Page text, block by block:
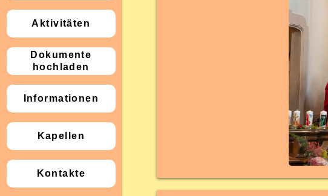
Aktivitäten
Dokumente
hochladen
Informationen
Kapellen
Kontakte